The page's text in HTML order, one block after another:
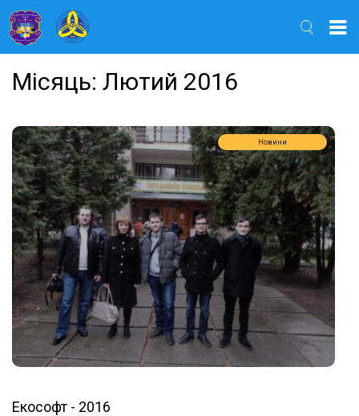
Місяць: Лютий 2016
Новини
Екософт - 2016